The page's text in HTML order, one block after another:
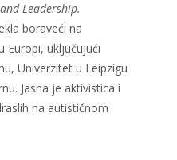
Leadership.
boraveći na
Europi, uključujući
Univerzitet u Leipzigu
Jasna je aktivistica i
na autističnom